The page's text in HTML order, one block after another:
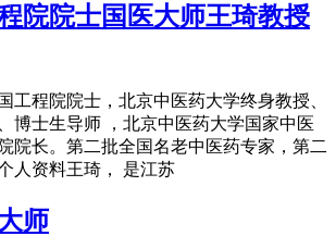
院院士国医大师王琦教授
工程院院士，北京中医药大学终身教授、
博士生导师 ，北京中医药大学国家中医
院长。第二批全国名老中医药专家，第二
人资料王琦， 是江苏
师